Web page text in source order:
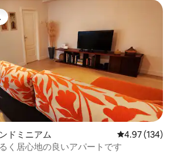
イスです。
ドミニアム レビュー134
4.97 (134)
く居心地の良いアパートです